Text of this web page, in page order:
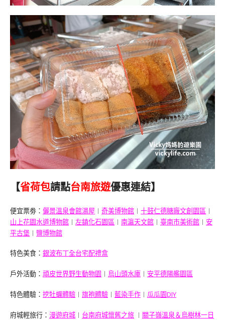
【省荷包請點台南旅遊優惠連結】
便宜票劵： 儷景溫泉會館湯屋 ︱ 奇美博物館 ︱ 十鼓仁德糖廠文創園區 ︱
山上花園水道博物館 ︱ 左鎮化石園區 ︱ 南瀛天文館 ︱ 臺南市美術館 ︱ 安
平古堡 ︱ 鹽博物館
特色美食： 銀波布丁全台宅配禮盒
戶外活動： 頑皮世界野生動物園 ︱ 烏山頭水庫 ︱ 安平德陽艦園區
特色體驗： 挖牡蠣體驗 ︱ 旗袍體驗 ︱ 藍染手作 ︱ 瓜瓜園DIY
府城輕旅行： 漫遊府城 ︱ 台南府城懷舊之旅 ︱ 關子嶺溫泉＆烏樹林一日